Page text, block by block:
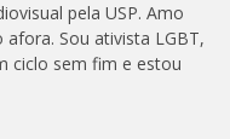
pela USP. Amo
Sou ativista LGBT,
ciclo sem fim e estou